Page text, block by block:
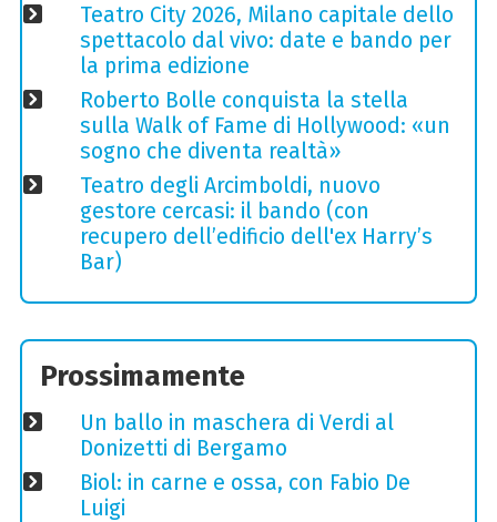
Teatro City 2026, Milano capitale dello
spettacolo dal vivo: date e bando per
la prima edizione
Roberto Bolle conquista la stella
sulla Walk of Fame di Hollywood: «un
sogno che diventa realtà»
Teatro degli Arcimboldi, nuovo
gestore cercasi: il bando (con
recupero dell’edificio dell'ex Harry’s
Bar)
Prossimamente
Un ballo in maschera di Verdi al
Donizetti di Bergamo
Biol: in carne e ossa, con Fabio De
Luigi